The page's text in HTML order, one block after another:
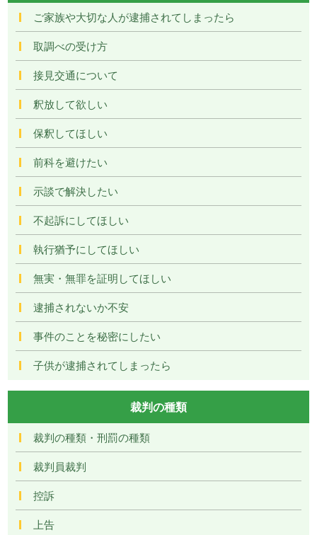
ご家族や大切な人が逮捕されてしまったら
取調べの受け方
接見交通について
釈放して欲しい
保釈してほしい
前科を避けたい
示談で解決したい
不起訴にしてほしい
執行猶予にしてほしい
無実・無罪を証明してほしい
逮捕されないか不安
事件のことを秘密にしたい
子供が逮捕されてしまったら
裁判の種類
裁判の種類・刑罰の種類
裁判員裁判
控訴
上告